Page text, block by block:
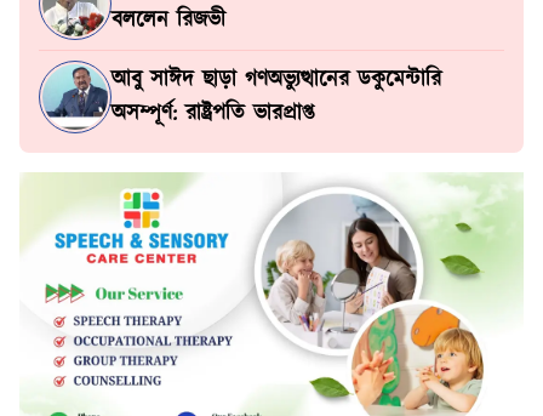
বললেন রিজভী
আবু সাঈদ ছাড়া গণঅভ্যুত্থানের ডকুমেন্টারি
অসম্পূর্ণ: রাষ্ট্রপতি ভারপ্রাপ্ত